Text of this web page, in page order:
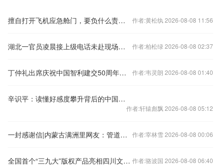
擅自打开飞机应急舱门，要负什么责任？（新闻看法） 作者:黄松纨 2026-08-08 11:56
湖北一官员凌晨接上级电话未赴现场在家睡觉 被免职 作者:柏松绿 2026-08-08 02:37
丁仲礼出席庆祝中国智利建交50周年招待会 作者:韦灵朗 2026-08-08 01:40
辛识平：读懂好感度攀升背后的中国魅力
作者:轩辕彪飘 2026-08-08 05:12
一封感谢信|内蒙古满洲里网友：管道改造完，屋里暖了 作者:宰林雪 2026-08-08 00:06
全国首个“三九大”版权产品亮相四川文旅大会 作者:骆波国 2026-08-08 06:40